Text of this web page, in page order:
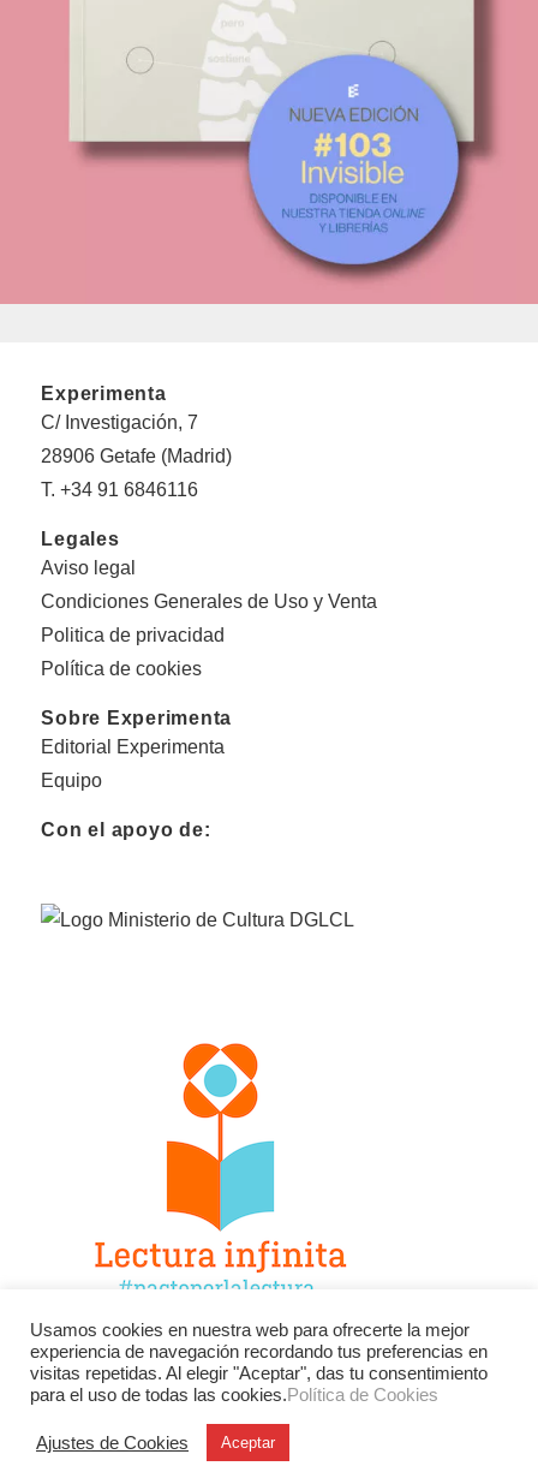
Experimenta
C/ Investigación, 7
28906 Getafe (Madrid)
T. +34 91 6846116
Legales
Aviso legal
Condiciones Generales de Uso y Venta
Politica de privacidad
Política de cookies
Sobre Experimenta
Editorial Experimenta
Equipo
Con el apoyo de:
Facebook Twitter
Instagram
YouTube
LinkedIn Contacto
Usamos cookies en nuestra web para ofrecerte la mejor
experiencia de navegación recordando tus preferencias en
visitas repetidas. Al elegir "Aceptar", das tu consentimiento
para el uso de todas las cookies.Política de Cookies
Ajustes de Cookies Aceptar